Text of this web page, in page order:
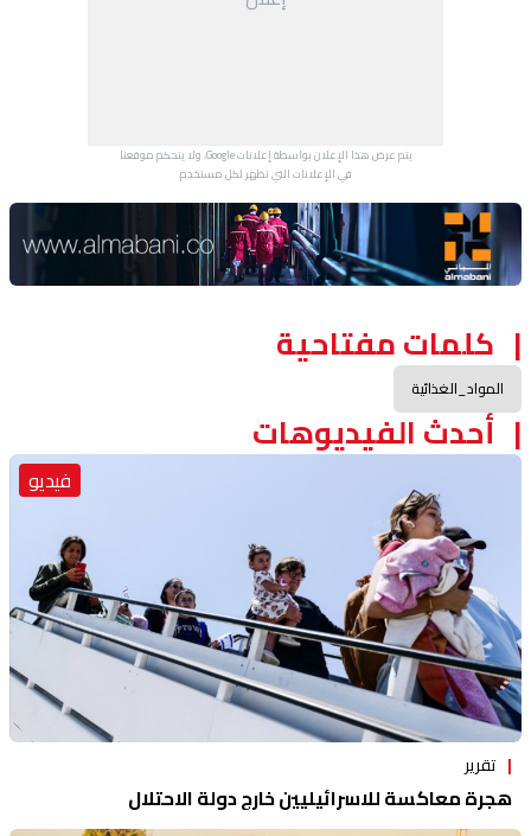
يتم عرض هذا الإعلان بواسطة إعلانات Google، ولا يتحكم موقعنا
في الإعلانات التي تظهر لكل مستخدم.
Advertisement Section
كلمات مفتاحية
المواد_الغذائية
أحدث الفيديوهات
فيديو
تقرير
هجرة معاكسة للاسرائيليين خارج دولة الاحتلال